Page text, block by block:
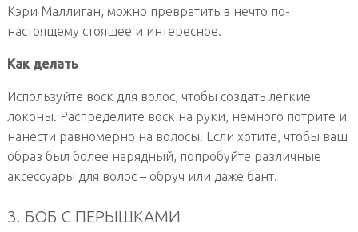
Кэри Маллиган, можно превратить в нечто по-
настоящему стоящее и интересное.
Как делать
Используйте воск для волос, чтобы создать легкие
локоны. Распределите воск на руки, немного потрите и
нанести равномерно на волосы. Если хотите, чтобы ваш
образ был более нарядный, попробуйте различные
аксессуары для волос – обруч или даже бант.
3. БОБ С ПЕРЫШКАМИ